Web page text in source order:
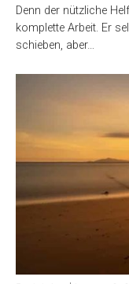
Denn der nützliche
komplette Arbeit. Er
schieben, aber…